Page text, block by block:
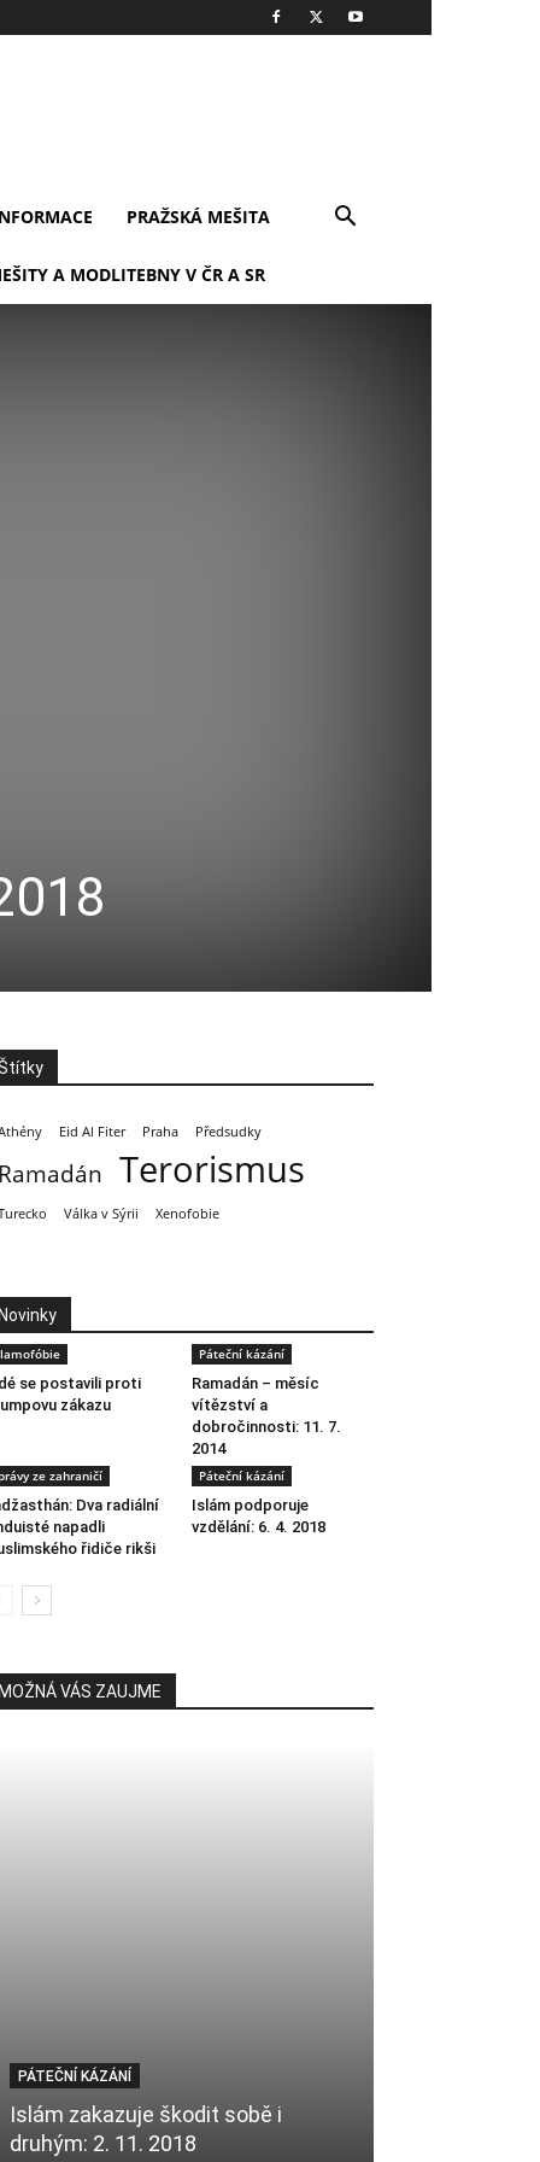
PRAŽSKÁ MEŠITA
A MODLITEBNY V ČR A SR
Eid Al Fiter Praha Předsudky
Ramadán Terorismus
Válka v Sýrii Xenofobie
Novinky
se postavili proti
zákazu
Páteční kázání
Ramadán – měsíc
vítězství a
dobročinnosti: 11. 7.
2014
ze zahraničí
Dva radiální
napadli
řidiče rikši
Páteční kázání
Islám podporuje
vzdělání: 6. 4. 2018
MOŽNÁ VÁS ZAUJME
PÁTEČNÍ KÁZÁNÍ
Islám zakazuje škodit sobě i
druhým: 2. 11. 2018